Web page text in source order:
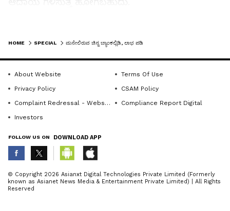
ಅದರ ಶುದ್ಧತೆಯನ್ನು ಪರೀಕ್ಷಿಸಲಾಗುತ್ತದೆ. ನಂತರ ಆ ಚಿನ್ನದ
ತೂಕಕ್ಕೆ ತಕ್ಕಂತೆ ನಿಮ್ಮ ಹೆಸರಿನಲ್ಲಿ ಚಿನ್ನದ ಉಳಿತಾಯ
ಖಾತೆಯನ್ನು ತೆರೆಯಲಾಗುತ್ತದೆ. ಇಲ್ಲಿ ಮುಖ್ಯವಾದ
ಪರಿವರ್ತಿಸಿಕೊಳ್ಳಬಹುದು.
Related Articles
ABOUT THE AUTHOR
SN Sujatha NR
HOME SPECIAL ಮನೇಲಿರುವ ಚಿನ್ನ ಬ್ಯಾಂಕಲ್ಲಿಡಿ, ಲಾಭ ಪಡಿ
About Website
Terms Of Use
Privacy Policy
CSAM Policy
Complaint Redressal - Website
Compliance Report Digital
Investors
FOLLOW US ON DOWNLOAD APP
© Copyright 2026 Asianxt Digital Technologies Private Limited (Formerly
known as Asianet News Media & Entertainment Private Limited) | All Rights
Reserved